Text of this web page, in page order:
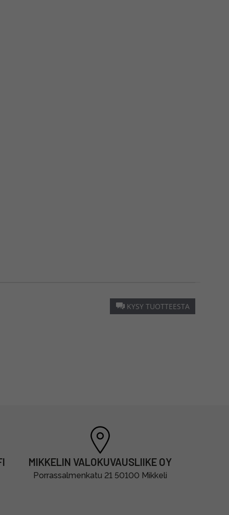
KYSY TUOTTEESTA
MIKKELIN VALOKUVAUSLIIKE OY
Porrassalmenkatu 21 50100 Mikkeli